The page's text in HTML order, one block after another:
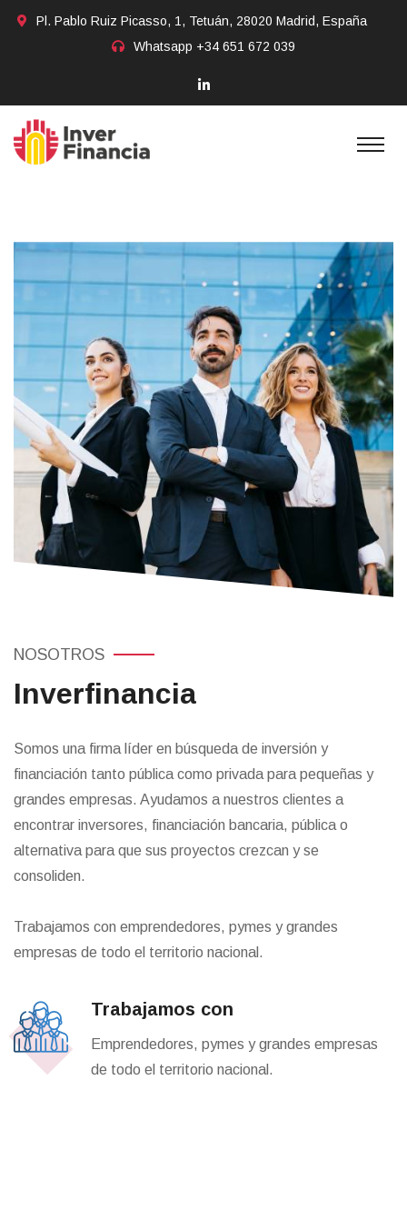
Pl. Pablo Ruiz Picasso, 1, Tetuán, 28020 Madrid, España
Whatsapp +34 651 672 039
NOSOTROS
Inverfinancia
Somos una firma líder en búsqueda de inversión y
financiación tanto pública como privada para pequeñas y
grandes empresas. Ayudamos a nuestros clientes a
encontrar inversores, financiación bancaria, pública o
alternativa para que sus proyectos crezcan y se
consoliden.
Trabajamos con emprendedores, pymes y grandes
empresas de todo el territorio nacional.
Trabajamos con
Emprendedores, pymes y grandes empresas
de todo el territorio nacional.